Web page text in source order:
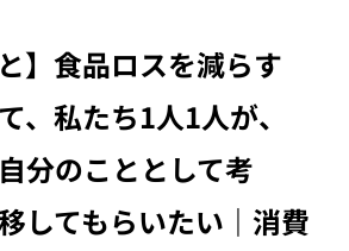
】食品ロスを減らす
、私たち1人1人が、
分のこととして考
してもらいたい｜消費